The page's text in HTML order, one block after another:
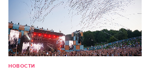
НОВОСТИ